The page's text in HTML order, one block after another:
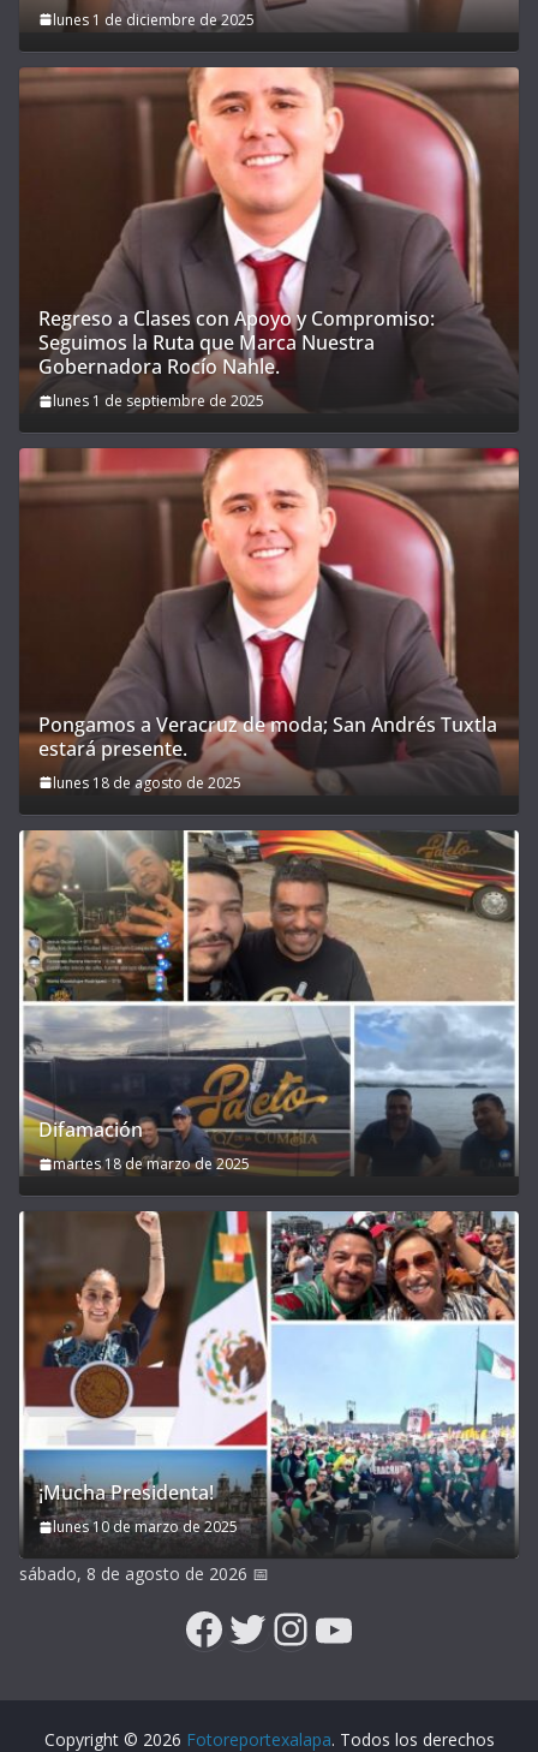
lunes 1 de diciembre de 2025
Regreso a Clases con Apoyo y Compromiso:
Seguimos la Ruta que Marca Nuestra
Gobernadora Rocío Nahle.
lunes 1 de septiembre de 2025
Pongamos a Veracruz de moda; San Andrés Tuxtla
estará presente.
lunes 18 de agosto de 2025
Difamación
martes 18 de marzo de 2025
¡Mucha Presidenta!
lunes 10 de marzo de 2025
sábado, 8 de agosto de 2026 📅
Facebook
Twitter
Instagram
YouTube
Copyright © 2026 Fotoreportexalapa. Todos los derechos